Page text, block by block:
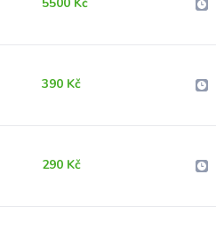
390 Kč
290 Kč